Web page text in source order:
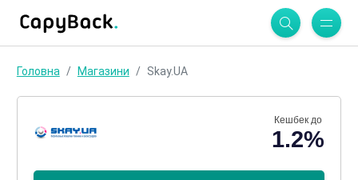
Головна Магазини Skay.UA
Кешбек до
1.2%